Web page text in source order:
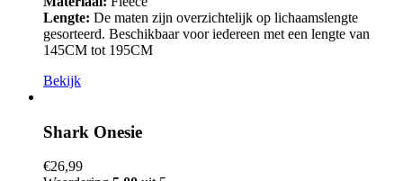
Lengte: De maten zijn overzichtelijk op lichaamslengte
gesorteerd. Beschikbaar voor iedereen met een lengte van
145CM tot 195CM
Bekijk
Shark Onesie
€26,99